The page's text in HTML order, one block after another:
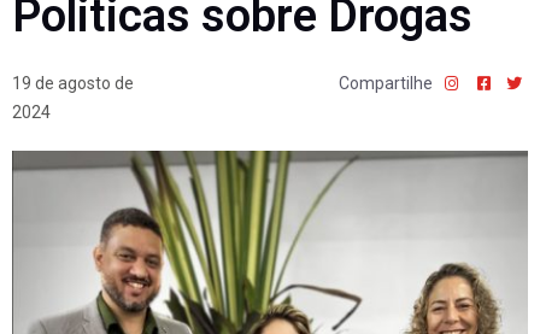
Politicas sobre Drogas
19 de agosto de
2024
Compartilhe